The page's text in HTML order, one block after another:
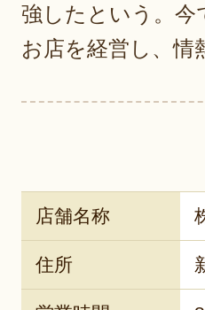
強したという。今
お店を経営し、情
店舗名称
住所